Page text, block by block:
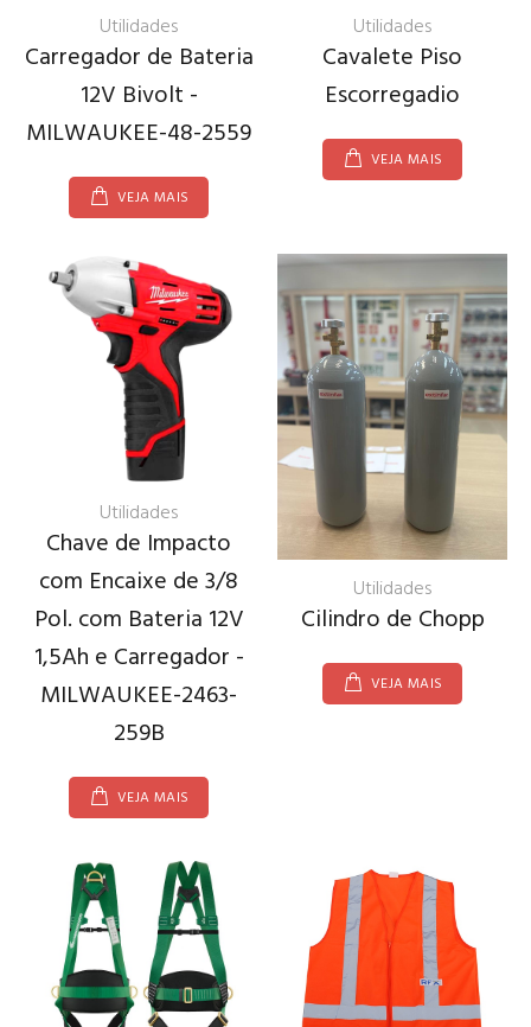
Utilidades
Carregador de Bateria
12V Bivolt -
MILWAUKEE-48-2559
VEJA MAIS
Utilidades
Cavalete Piso
Escorregadio
VEJA MAIS
Utilidades
Chave de Impacto
com Encaixe de 3/8
Pol. com Bateria 12V
1,5Ah e Carregador -
MILWAUKEE-2463-
259B
VEJA MAIS
Utilidades
Cilindro de Chopp
VEJA MAIS